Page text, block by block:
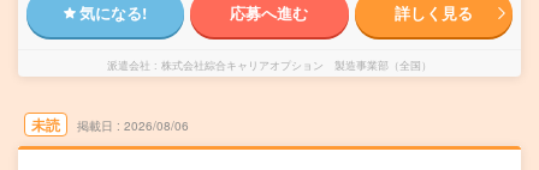
気になる! 応募へ進む 詳しく見る
派遣会社 株式会社綜合キャリアオプション 製造事業部（全国）
未読 掲載日 2026/08/06